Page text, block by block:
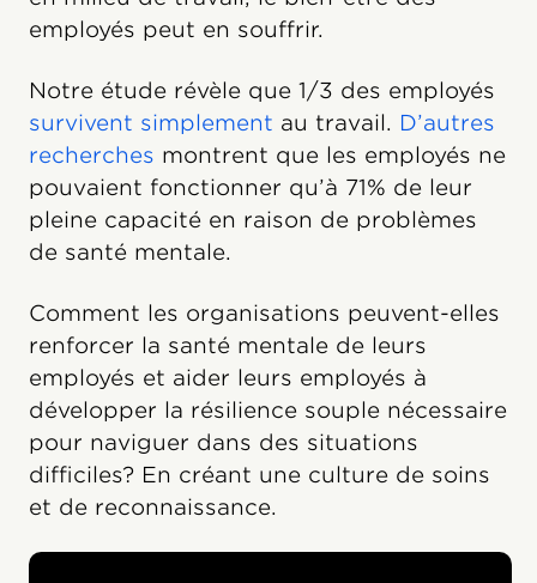
employés peut en souffrir.
Notre étude révèle que 1/3 des employés
survivent simplement au travail. D’autres
recherches montrent que les employés ne
pouvaient fonctionner qu’à 71% de leur
pleine capacité en raison de problèmes
de santé mentale.
Comment les organisations peuvent-elles
renforcer la santé mentale de leurs
employés et aider leurs employés à
développer la résilience souple nécessaire
pour naviguer dans des situations
difficiles? En créant une culture de soins
et de reconnaissance.